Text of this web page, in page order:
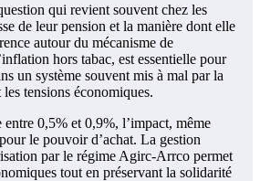
qui revient souvent chez les
de leur pension et la manière dont elle
autour du mécanisme de
hors tabac, est essentielle pour
un système souvent mis à mal par la
tensions économiques.
entre 0,5% et 0,9%, l’impact, même
le pouvoir d’achat. La gestion
par le régime Agirc-Arrco permet
tout en préservant la solidarité